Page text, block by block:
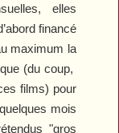
elles
financé
maximum la
(du coup,
films) pour
quelques mois
"gros